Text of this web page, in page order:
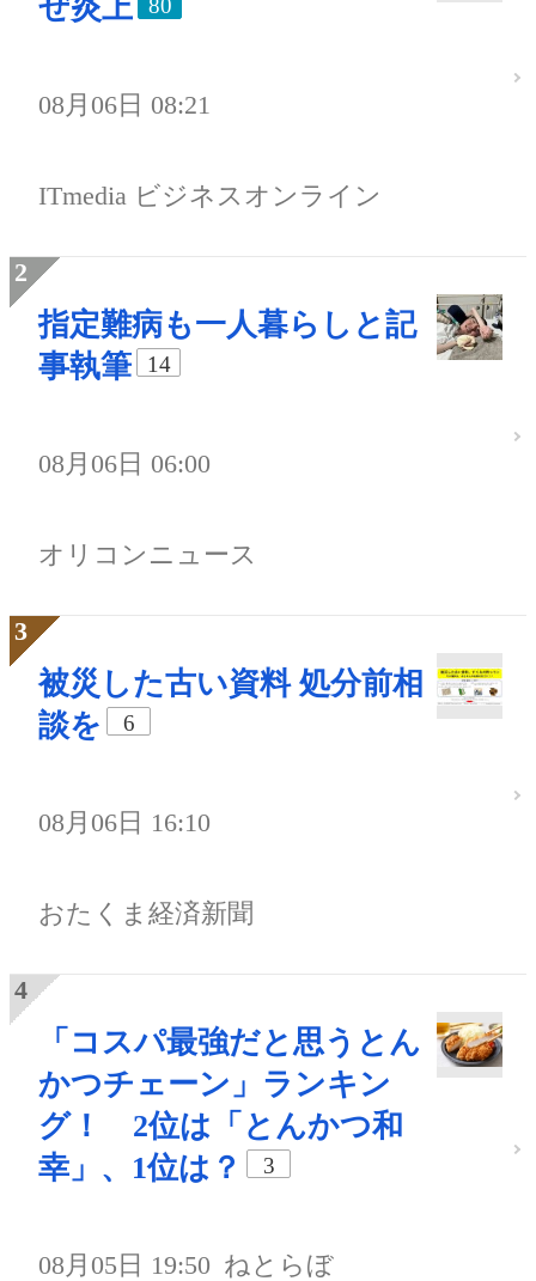
ぜ炎上 80
08月06日 08:21
ITmedia ビジネスオンライン
指定難病も一人暮らしと記
事執筆
14
08月06日 06:00
オリコンニュース
被災した古い資料 処分前相
談を
6
08月06日 16:10
おたくま経済新聞
「コスパ最強だと思うとん
かつチェーン」ランキン
グ！ 2位は「とんかつ和
幸」、1位は？
3
08月05日 19:50 ねとらぼ